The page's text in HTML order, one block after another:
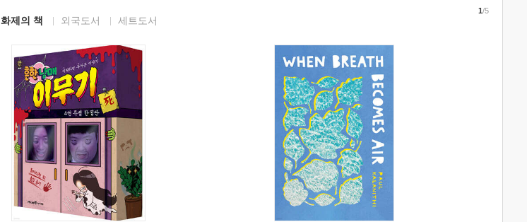
화제의 책 외국도서 세트도서
1/5